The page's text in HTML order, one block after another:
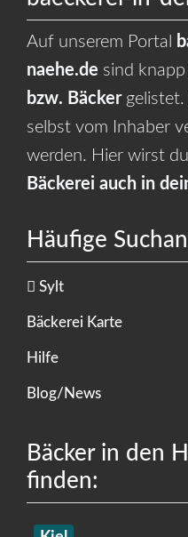
Auf unserem Portal
naehe.de sind knapp
bzw. Bäckergelistet.
selbst vom Inhaber
werden. Hier wirst
Bäckerei auch in
Häufige
Sylt
Bäckerei Karte
Hilfe
Blog/News
Bäcker in den
finden: